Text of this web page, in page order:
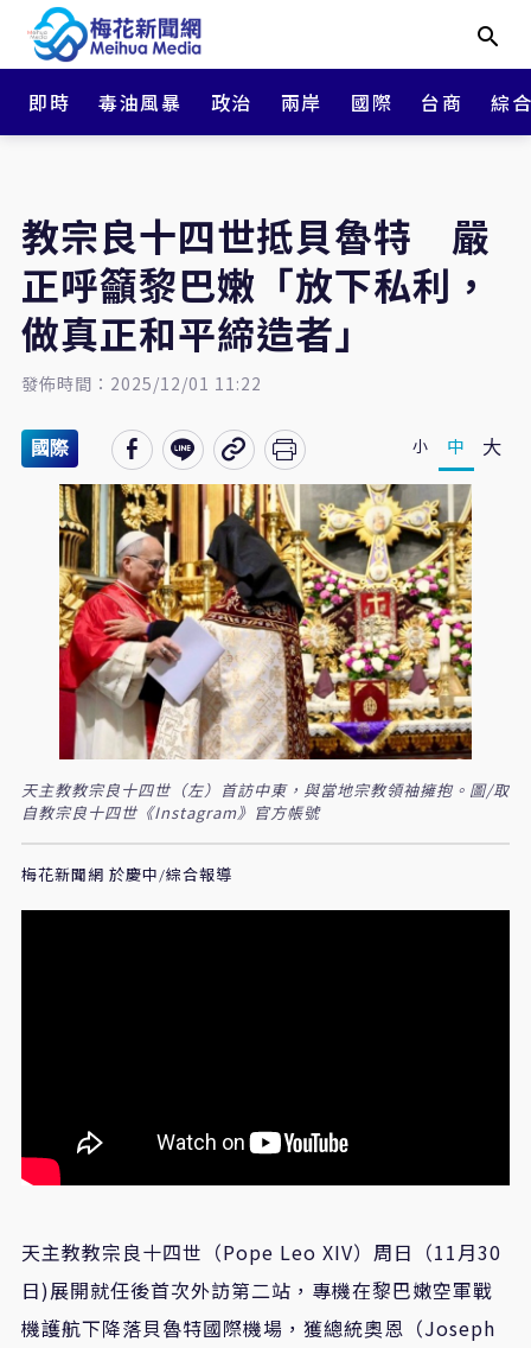
即時 毒油風暴 政治 兩岸 國際 台商 綜
教宗良十四世抵貝魯特 嚴
正呼籲黎巴嫩「放下私利，
做真正和平締造者」
發佈時間：2025/12/01 11:22
國際 小 中 大
天主教教宗良十四世（左）首訪中東，與當地宗教領袖擁抱。圖/取
自教宗良十四世《Instagram》官方帳號
梅花新聞網 於慶中/綜合報導
天主教教宗良十四世（Pope Leo XIV）周日（11月30
日)展開就任後首次外訪第二站，專機在黎巴嫩空軍戰
機護航下降落貝魯特國際機場，獲總統奧恩（Joseph